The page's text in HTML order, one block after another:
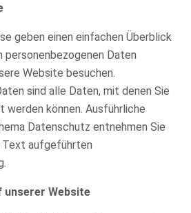
geben einen einfachen Überblick
personenbezogenen Daten
Website besuchen.
sind alle Daten, mit denen Sie
werden können. Ausführliche
Datenschutz entnehmen Sie
Text aufgeführten
unserer Website